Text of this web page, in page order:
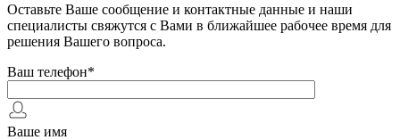
Оставьте Ваше сообщение и контактные данные и наши
специалисты свяжутся с Вами в ближайшее рабочее время для
решения Вашего вопроса.
Ваш телефон*
Ваше имя